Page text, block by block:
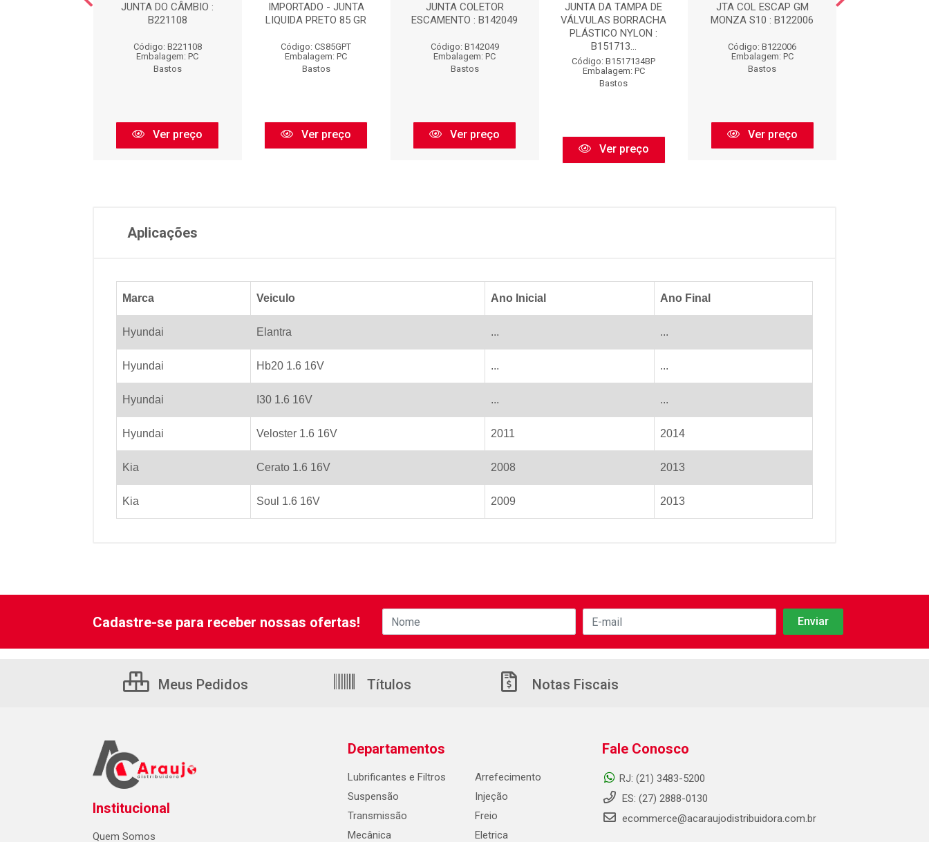
JUNTA DO CÂMBIO :
B221108
Código: B221108
Embalagem: PC
Bastos
Ver preço
IMPORTADO - JUNTA
LIQUIDA PRETO 85 GR
Código: CS85GPT
Embalagem: PC
Bastos
Ver preço
JUNTA COLETOR
ESCAMENTO : B142049
Código: B142049
Embalagem: PC
Bastos
Ver preço
JUNTA DA TAMPA DE
VÁLVULAS BORRACHA
PLÁSTICO NYLON :
B151713...
Código: B1517134BP
Embalagem: PC
Bastos
Ver preço
JTA COL ESCAP GM
MONZA S10 : B122006
Código: B122006
Embalagem: PC
Bastos
Ver preço
Aplicações
Marca Veiculo Ano Inicial Ano Final
Hyundai Elantra ... ...
Hyundai Hb20 1.6 16V ... ...
Hyundai I30 1.6 16V ... ...
Hyundai Veloster 1.6 16V 2011 2014
Kia Cerato 1.6 16V 2008 2013
Kia Soul 1.6 16V 2009 2013
Cadastre-se para receber nossas ofertas!
Meus Pedidos Títulos Notas Fiscais
Institucional
Quem Somos
Departamentos
Lubrificantes e Filtros
Suspensão
Transmissão
Mecânica
Arrefecimento
Injeção
Freio
Eletrica
Fale Conosco
RJ: (21) 3483-5200
ES: (27) 2888-0130
ecommerce@acaraujodistribuidora.com.br